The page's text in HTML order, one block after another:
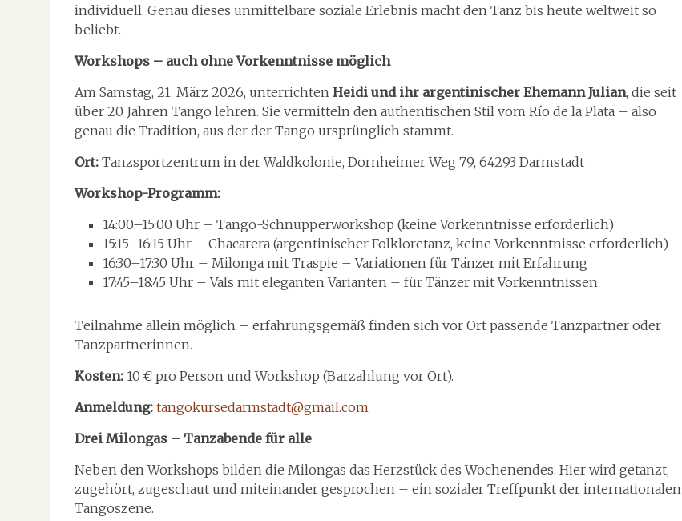
individuell. Genau dieses unmittelbare soziale Erlebnis macht den Tanz bis heute weltweit so
beliebt.
Workshops – auch ohne Vorkenntnisse möglich
Am Samstag, 21. März 2026, unterrichten Heidi und ihr argentinischer Ehemann Julian, die seit
über 20 Jahren Tango lehren. Sie vermitteln den authentischen Stil vom Río de la Plata – also
genau die Tradition, aus der der Tango ursprünglich stammt.
Ort: Tanzsportzentrum in der Waldkolonie, Dornheimer Weg 79, 64293 Darmstadt
Workshop-Programm:
14:00–15:00 Uhr – Tango-Schnupperworkshop (keine Vorkenntnisse erforderlich)
15:15–16:15 Uhr – Chacarera (argentinischer Folkloretanz, keine Vorkenntnisse erforderlich)
16:30–17:30 Uhr – Milonga mit Traspie – Variationen für Tänzer mit Erfahrung
17:45–18:45 Uhr – Vals mit eleganten Varianten – für Tänzer mit Vorkenntnissen
Teilnahme allein möglich – erfahrungsgemäß finden sich vor Ort passende Tanzpartner oder
Tanzpartnerinnen.
Kosten: 10 € pro Person und Workshop (Barzahlung vor Ort).
Anmeldung: tangokursedarmstadt@gmail.com
Drei Milongas – Tanzabende für alle
Neben den Workshops bilden die Milongas das Herzstück des Wochenendes. Hier wird getanzt,
zugehört, zugeschaut und miteinander gesprochen – ein sozialer Treffpunkt der internationalen
Tangoszene.